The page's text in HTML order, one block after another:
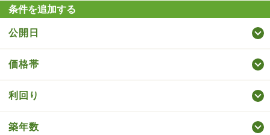
条件を追加する
公開日
価格帯
利回り
築年数